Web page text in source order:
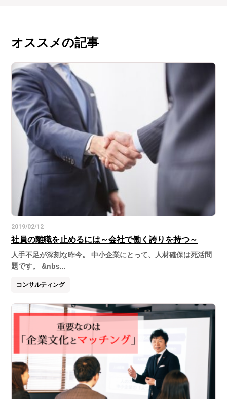
オススメの記事
2019/02/12
社員の離職を止めるには～会社で働く誇りを持つ～
人手不足が深刻な昨今。 中小企業にとって、人材確保は死活問
題です。 &nbs...
コンサルティング